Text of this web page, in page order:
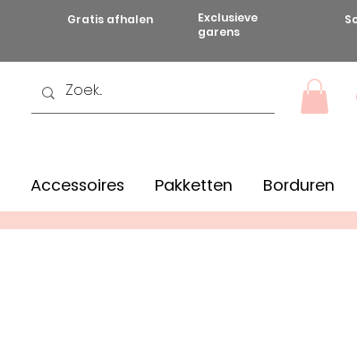
Gratis afhalen
Exclusieve
garens
Accessoires Pakketten Borduren